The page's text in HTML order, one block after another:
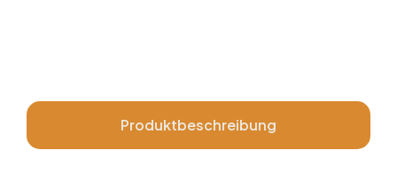
Produktbeschreibung